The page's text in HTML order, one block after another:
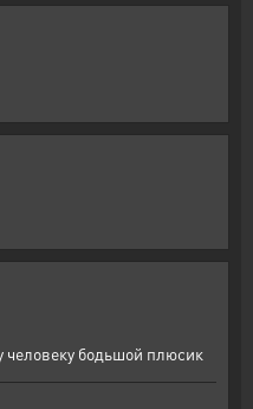
человеку бодьшой плюсик